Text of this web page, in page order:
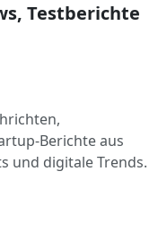
Testberichte
Berichte aus
und digitale Trends.